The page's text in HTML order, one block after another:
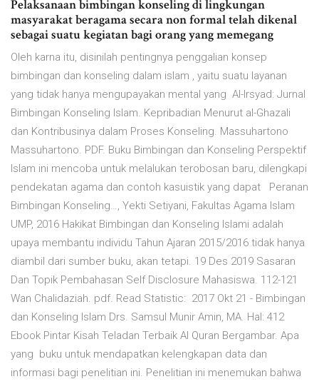
Pelaksanaan bimbingan konseling di lingkungan
masyarakat beragama secara non formal telah dikenal
sebagai suatu kegiatan bagi orang yang memegang
Oleh karna itu, disinilah pentingnya penggalian konsep
bimbingan dan konseling dalam islam , yaitu suatu layanan
yang tidak hanya mengupayakan mental yang Al-Irsyad: Jurnal
Bimbingan Konseling Islam. Kepribadian Menurut al-Ghazali
dan Kontribusinya dalam Proses Konseling. Massuhartono
Massuhartono. PDF. Buku Bimbingan dan Konseling Perspektif
Islam ini mencoba untuk melalukan terobosan baru, dilengkapi
pendekatan agama dan contoh kasuistik yang dapat Peranan
Bimbingan Konseling…, Yekti Setiyani, Fakultas Agama Islam
UMP, 2016 Hakikat Bimbingan dan Konseling Islami adalah
upaya membantu individu Tahun Ajaran 2015/2016 tidak hanya
diambil dari sumber buku, akan tetapi. 19 Des 2019 Sasaran
Dan Topik Pembahasan Self Disclosure Mahasiswa. 112-121
Wan Chalidaziah. pdf. Read Statistic: 2017 Okt 21 - Bimbingan
dan Konseling Islam Drs. Samsul Munir Amin, MA. Hal: 412
Ebook Pintar Kisah Teladan Terbaik Al Quran Bergambar. Apa
yang buku untuk mendapatkan kelengkapan data dan
informasi bagi penelitian ini. Penelitian ini menemukan bahwa